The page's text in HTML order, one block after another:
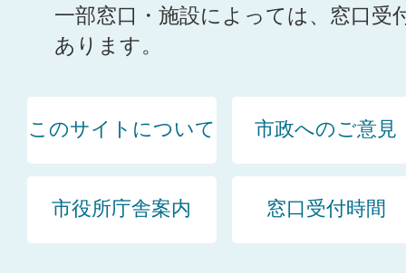
一部窓口・施設によっては、窓口受
あります。
このサイトについて 市政へのご意見
市役所庁舎案内 窓口受付時間